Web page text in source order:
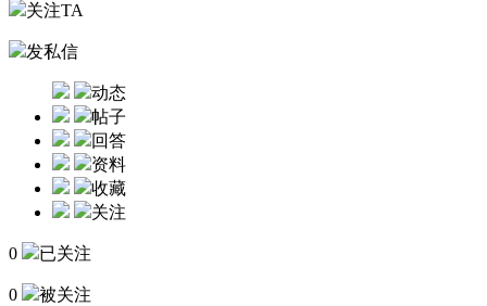
关注TA
发私信
动态
帖子
回答
资料
收藏
关注
0 已关注
0 被关注